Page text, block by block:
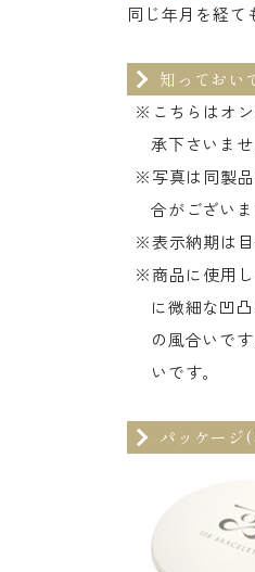
同じ年月を経て
知っておい
※こちらはオ
承下さいませ
※写真は同製
合がござい
※表示納期は目
※商品に使用
に微細な凹
の風合いで
いです。
パッケージ